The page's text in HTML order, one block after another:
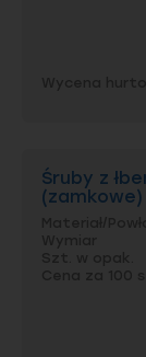
Śruby z
(zamkowe)